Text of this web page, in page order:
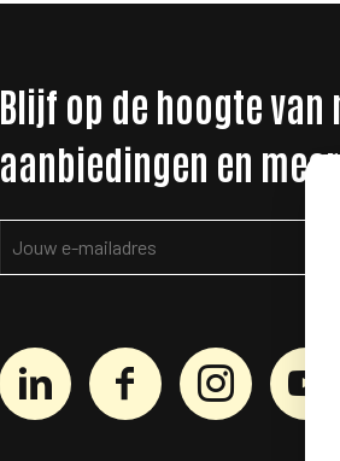
Blijf op de hoogte van
aanbiedingen en meer